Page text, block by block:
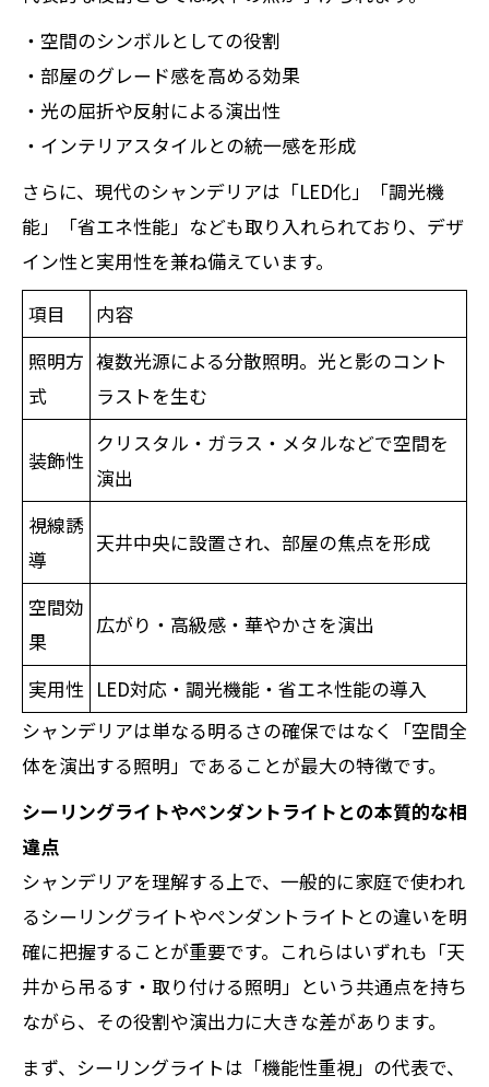
・空間のシンボルとしての役割
・部屋のグレード感を高める効果
・光の屈折や反射による演出性
・インテリアスタイルとの統一感を形成
さらに、現代のシャンデリアは「LED化」「調光機
能」「省エネ性能」なども取り入れられており、デザ
イン性と実用性を兼ね備えています。
項目
内容
照明方
式
複数光源による分散照明。光と影のコント
ラストを生む
装飾性
クリスタル・ガラス・メタルなどで空間を
演出
視線誘
導
天井中央に設置され、部屋の焦点を形成
空間効
果
広がり・高級感・華やかさを演出
実用性 LED対応・調光機能・省エネ性能の導入
シャンデリアは単なる明るさの確保ではなく「空間全
体を演出する照明」であることが最大の特徴です。
シーリングライトやペンダントライトとの本質的な相
違点
シャンデリアを理解する上で、一般的に家庭で使われ
るシーリングライトやペンダントライトとの違いを明
確に把握することが重要です。これらはいずれも「天
井から吊るす・取り付ける照明」という共通点を持ち
ながら、その役割や演出力に大きな差があります。
まず、シーリングライトは「機能性重視」の代表で、